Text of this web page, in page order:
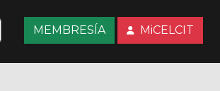
MEMBRESÍA MiCELCIT